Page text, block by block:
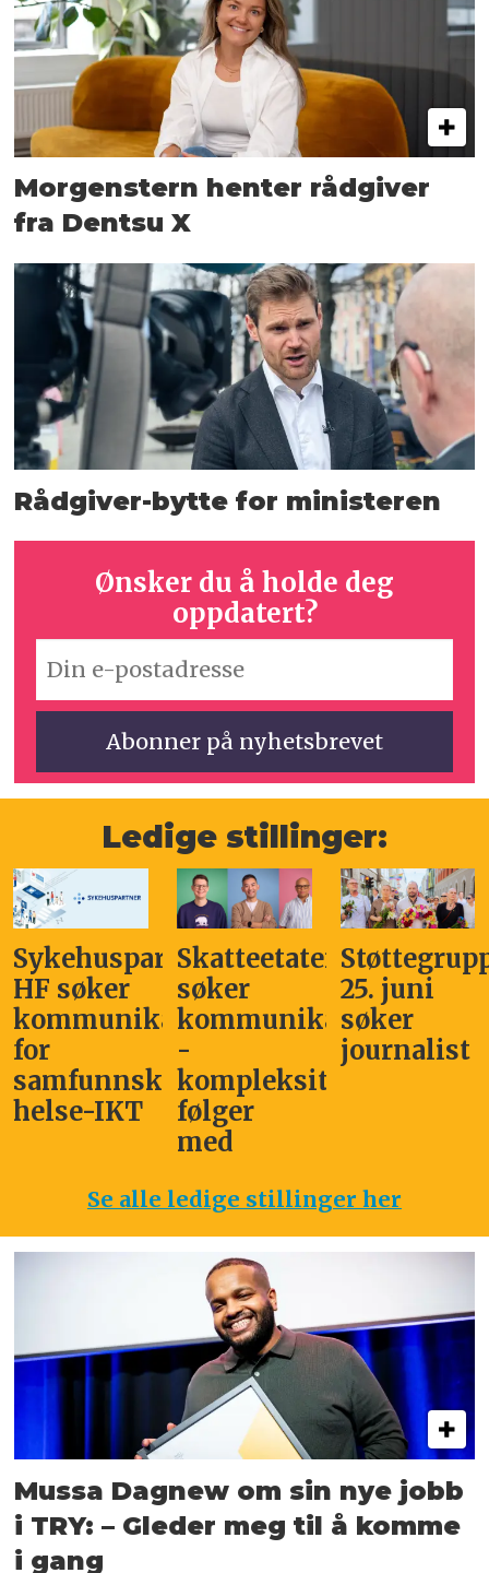
Morgenstern henter rådgiver
fra Dentsu X
Rådgiver-bytte for ministeren
Ønsker du å holde deg
oppdatert?
Ledige stillinger:
Sykehuspartner
HF søker
kommunikasjonssjef
for
samfunnskritisk
helse-IKT
Skatteetaten
søker
kommunikasjonsleder
-
kompleksitet
følger
med
25. juni
søker
journalist
Se alle ledige stillinger her
Mussa Dagnew om sin nye jobb
i TRY: – Gleder meg til å komme
i gang